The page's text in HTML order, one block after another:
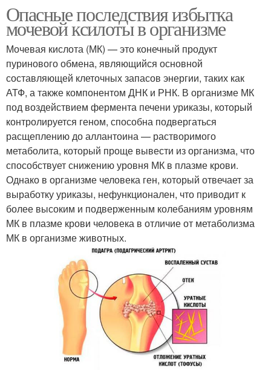
Опасные последствия избытка
мочевой ксилоты в организме
Мочевая кислота (МК) — это конечный продукт
пуринового обмена, являющийся основной
составляющей клеточных запасов энергии, таких как
АТФ, а также компонентом ДНК и РНК. В организме МК
под воздействием фермента печени уриказы, который
контролируется геном, способна подвергаться
расщеплению до аллантоина — растворимого
метаболита, который проще вывести из организма, что
способствует снижению уровня МК в плазме крови.
Однако в организме человека ген, который отвечает за
выработку уриказы, нефункционален, что приводит к
более высоким и подверженным колебаниям уровням
МК в плазме крови человека в отличие от метаболизма
МК в организме животных.